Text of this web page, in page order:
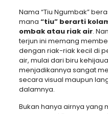
Nama “Tiu Ngumbak”
mana “tiu” berarti
ombak atau riak air.
terjun ini memang
dengan riak-riak kecil di
air, mulai dari biru
menjadikannya sangat
secara visual maupun
dalamnya.
Bukan hanya airnya yang